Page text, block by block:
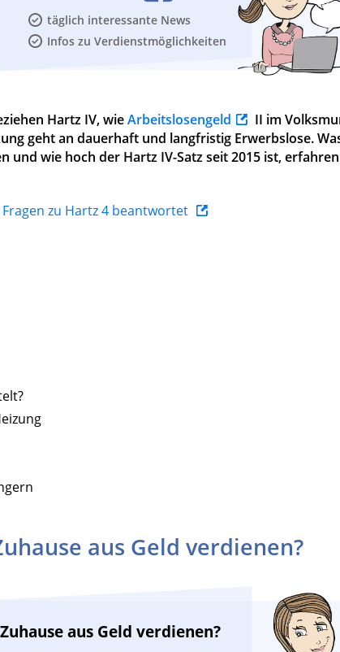
täglich interessante News
Infos zu Verdienstmöglichkeiten
Hartz IV, wieArbeitslosengeld
II im
geht an dauerhaft und langfristig Erwerbslose.
und wie hoch der Hartz IV-Satz seit 2015 ist,
zu Hartz 4 beantwortet
aus Geld verdienen?
aus Geld verdienen?
Erschreckend: Asylbewerber